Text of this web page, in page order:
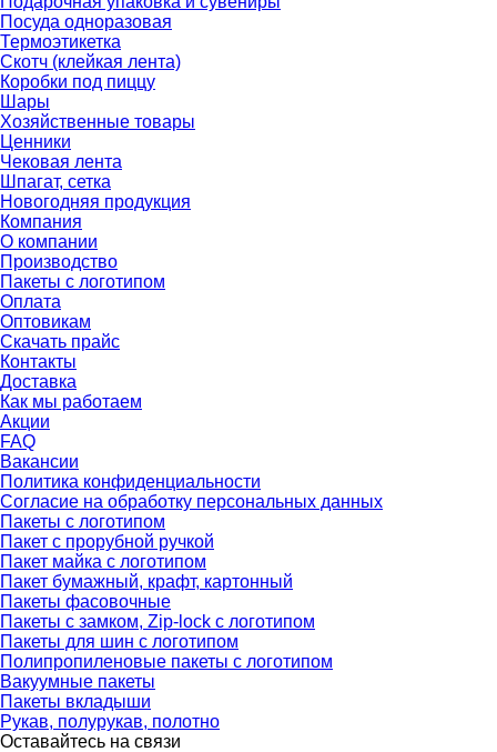
Посуда одноразовая
Термоэтикетка
Скотч (клейкая лента)
Коробки под пиццу
Шары
Хозяйственные товары
Ценники
Чековая лента
Шпагат, сетка
Новогодняя продукция
Компания
О компании
Производство
Пакеты с логотипом
Оплата
Оптовикам
Скачать прайс
Контакты
Доставка
Как мы работаем
Акции
FAQ
Вакансии
Политика конфиденциальности
Согласие на обработку персональных данных
Пакеты с логотипом
Пакет с прорубной ручкой
Пакет майка с логотипом
Пакет бумажный, крафт, картонный
Пакеты фасовочные
Пакеты с замком, Zip-lock с логотипом
Пакеты для шин с логотипом
Полипропиленовые пакеты с логотипом
Вакуумные пакеты
Пакеты вкладыши
Рукав, полурукав, полотно
Оставайтесь на связи